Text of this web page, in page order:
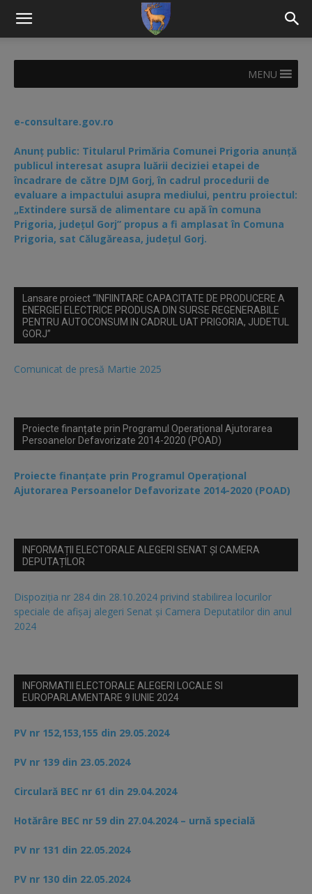
MENU
e-consultare.gov.ro
Anunț public: Titularul Primăria Comunei Prigoria anunță
publicul interesat asupra luării deciziei etapei de
încadrare de către DJM Gorj, în cadrul procedurii de
evaluare a impactului asupra mediului, pentru proiectul:
„Extindere sursă de alimentare cu apă în comuna
Prigoria, județul Gorj” propus a fi amplasat în Comuna
Prigoria, sat Călugăreasa, județul Gorj.
Lansare proiect “INFIINTARE CAPACITATE DE PRODUCERE A
ENERGIEI ELECTRICE PRODUSA DIN SURSE REGENERABILE
PENTRU AUTOCONSUM IN CADRUL UAT PRIGORIA, JUDETUL
GORJ”
Comunicat de presă Martie 2025
Proiecte finanțate prin Programul Operațional Ajutorarea
Persoanelor Defavorizate 2014-2020 (POAD)
Proiecte finanțate prin Programul Operațional
Ajutorarea Persoanelor Defavorizate 2014-2020 (POAD)
INFORMAȚII ELECTORALE ALEGERI SENAT ȘI CAMERA
DEPUTAȚILOR
Dispoziția nr 284 din 28.10.2024 privind stabilirea locurilor
speciale de afișaj alegeri Senat și Camera Deputatilor din anul
2024
INFORMATII ELECTORALE ALEGERI LOCALE SI
EUROPARLAMENTARE 9 IUNIE 2024
PV nr 152,153,155 din 29.05.2024
PV nr 139 din 23.05.2024
Circulară BEC nr 61 din 29.04.2024
Hotărâre BEC nr 59 din 27.04.2024 – urnă specială
PV nr 131 din 22.05.2024
PV nr 130 din 22.05.2024